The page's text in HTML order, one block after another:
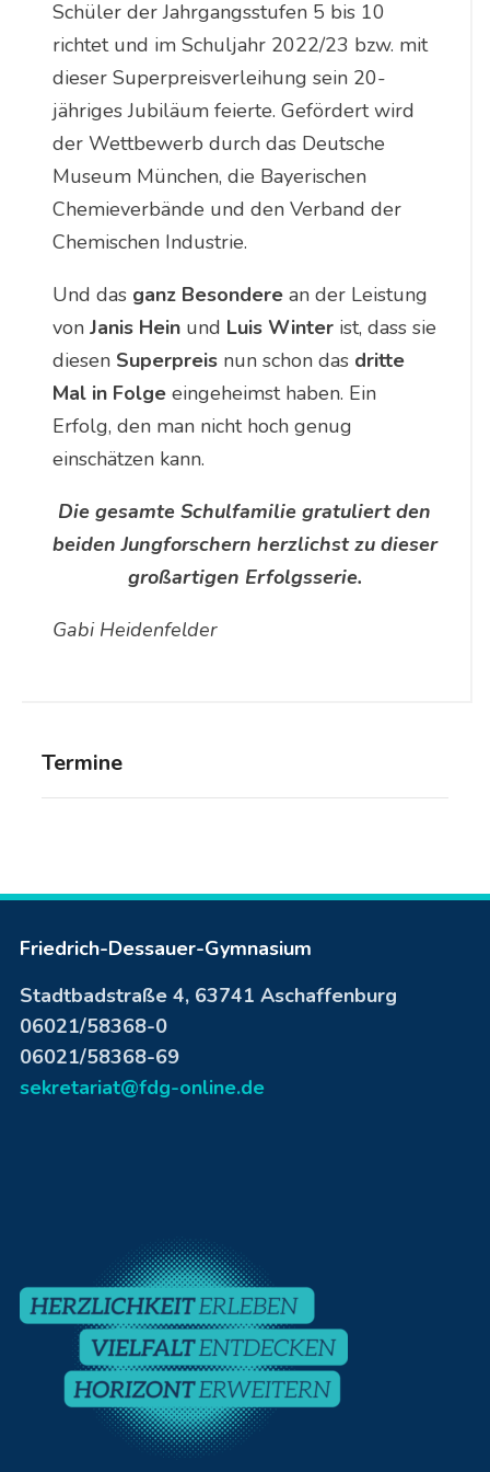
Termine
Schüler der Jahrgangsstufen 5 bis 10
richtet und im Schuljahr 2022/23 bzw. mit
dieser Superpreisverleihung sein 20-
jähriges Jubiläum feierte. Gefördert wird
der Wettbewerb durch das Deutsche
Museum München, die Bayerischen
Chemieverbände und den Verband der
Chemischen Industrie.
Und das ganz Besondere an der Leistung
von Janis Hein und Luis Winter ist, dass sie
diesen Superpreis nun schon das dritte
Mal in Folgeeingeheimst haben. Ein
Erfolg, den man nicht hoch genug
einschätzen kann.
Die gesamte Schulfamilie gratuliert den
beiden Jungforschern herzlichst zu dieser
großartigen Erfolgsserie.
Gabi Heidenfelder
Friedrich-Dessauer-Gymnasium
Stadtbadstraße 4, 63741 Aschaffenburg
06021/58368-0
06021/58368-69
sekretariat@fdg-online.de